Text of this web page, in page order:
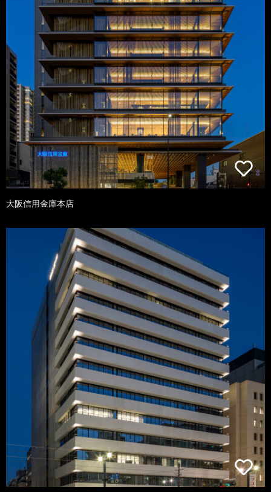
大阪信用金庫本店